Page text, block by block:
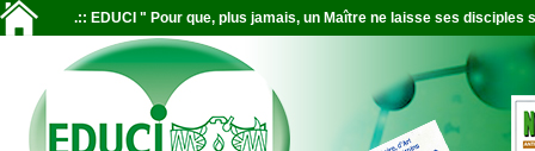
.:: EDUCI " Pour que, plus jamais, un Maître ne laisse ses disciples